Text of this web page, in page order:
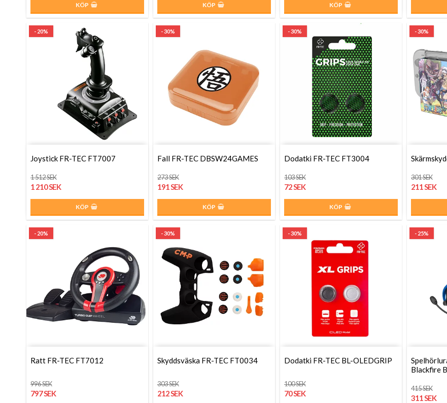
KÖP KÖP KÖP
- 20%
Joystick FR-TEC FT7007
1 512 SEK
1 210 SEK
KÖP
- 30%
Fall FR-TEC DBSW24GAMES
273 SEK
191 SEK
KÖP
- 30%
Dodatki FR-TEC FT3004
103 SEK
72 SEK
KÖP
- 30%
301 SEK
211 SEK
- 20%
Ratt FR-TEC FT7012
996 SEK
797 SEK
- 30%
Skyddsväska FR-TEC FT0034
303 SEK
212 SEK
- 30%
Dodatki FR-TEC BL-OLEDGRIP
100 SEK
70 SEK
- 25%
Blackfire
415 SEK
311 SEK